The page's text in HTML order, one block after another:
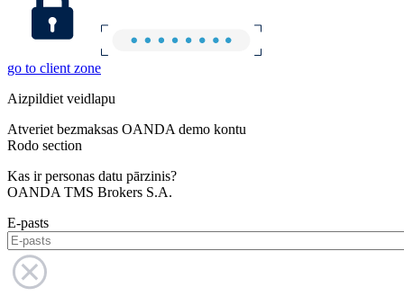
go to client zone
Aizpildiet veidlapu
Atveriet bezmaksas OANDA demo kontu
Rodo section
Kas ir personas datu pārzinis?
OANDA TMS Brokers S.A.
E-pasts